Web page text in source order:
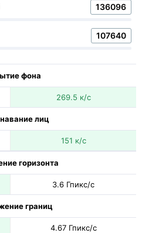
136096
107640
фона
269.5 к/с
лиц
151 к/с
горизонта
3.6 Гпикс/с
границ
4.67 Гпикс/с